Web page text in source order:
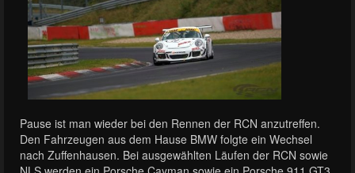
Pause ist man wieder bei den Rennen der RCN anzutreffen.
Den Fahrzeugen aus dem Hause BMW folgte ein Wechsel
nach Zuffenhausen. Bei ausgewählten Läufen der RCN sowie